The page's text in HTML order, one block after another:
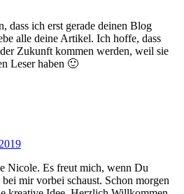
dass ich erst gerade deinen Blog
alle deine Artikel. Ich hoffe, dass
Zukunft kommen werden, weil sie
Leser haben 🙂
Nicole. Es freut mich, wenn Du
mir vorbei schaust. Schon morgen